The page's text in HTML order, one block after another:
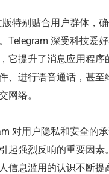
版特别贴合用户群体，
Telegram 深受科技爱
它提升了消息应用程序
、进行语音通话，甚至
网络。
对用户隐私和安全的
起强烈反响的重要因素
信息滥用的认识不断提